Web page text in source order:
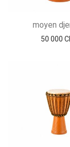
moyen
50 000